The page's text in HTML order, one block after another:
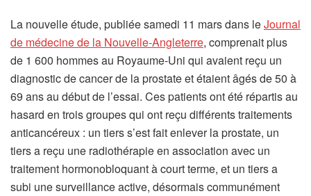
La nouvelle étude, publiée samedi 11 mars dans leJournal
de médecine de la Nouvelle-Angleterre(
s
’
o
u
v
r
e
d
, comprenait plus
de 1 600 hommes au Royaume-Uni qui avaient reçu un
diagnostic de cancer de la prostate et étaient âgés de 50 à
69 ans au début de l’essai. Ces patients ont été répartis au
hasard en trois groupes qui ont reçu différents traitements
anticancéreux : un tiers s’est fait enlever la prostate, un
tiers a reçu une radiothérapie en association avec un
traitement hormonobloquant à court terme, et un tiers a
subi une surveillance active, désormais communément